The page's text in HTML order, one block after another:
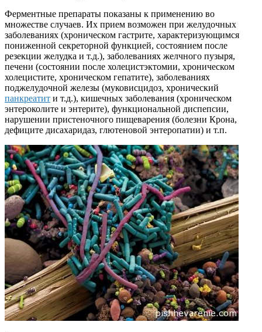
Ферментные препараты показаны к применению во
множестве случаев. Их прием возможен при желудочных
заболеваниях (хроническом гастрите, характеризующимся
пониженной секреторной функцией, состоянием после
резекции желудка и т.д.), заболеваниях желчного пузыря,
печени (состоянии после холецистэктомии, хроническом
холецистите, хроническом гепатите), заболеваниях
поджелудочной железы (муковисцидоз, хронический
панкреатит и т.д.), кишечных заболевания (хроническом
энтероколите и энтерите), функциональной диспепсии,
нарушении пристеночного пищеварения (болезни Крона,
дефиците дисахаридаз, глютеновой энтеропатии) и т.п.